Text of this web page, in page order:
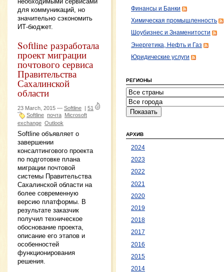
для коммуникаций, но
значительно сэкономить
ИТ-бюджет.
Softline разработала
проект миграции
почтового сервиса
Правительства
Сахалинской
области
23 March, 2015 — Softline | 51
Softline почта Microsoft
exchange Outlook
Softline объявляет о
завершении
консалтингового проекта
по подготовке плана
миграции почтовой
системы Правительства
Сахалинской области на
более современную
версию платформы. В
результате заказчик
получил техническое
обоснование проекта,
описание его этапов и
особенностей
функционирования
решения.
Финансы и Банки
Химическая промышленность
Шоубизнес и Знаменитости
Энергетика, Нефть и Газ
Юридические услуги
РЕГИОНЫ
АРХИВ
2024
2023
2022
2021
2020
2019
2018
2017
2016
2015
2014